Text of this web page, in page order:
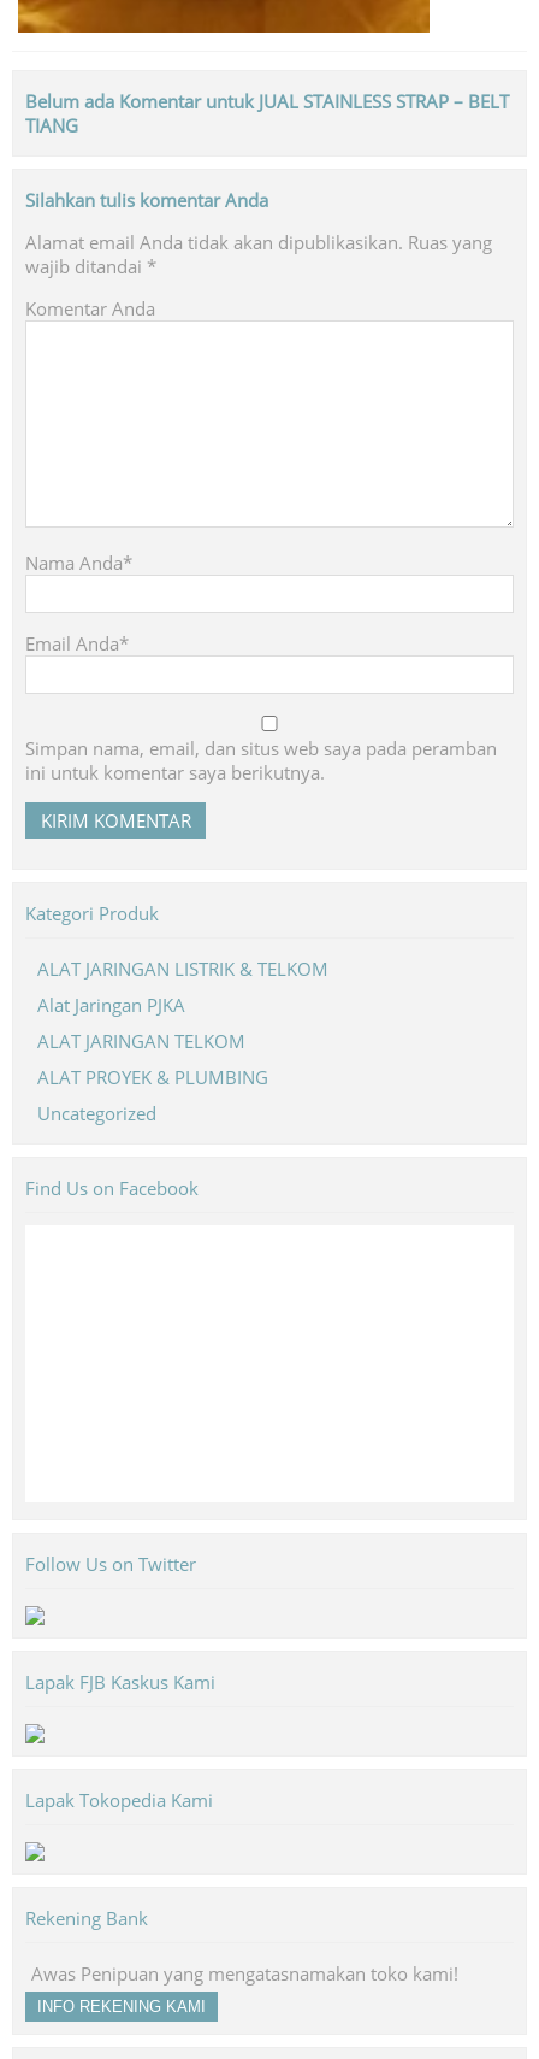
Belum ada Komentar untuk JUAL STAINLESS STRAP – BELT
TIANG
Silahkan tulis komentar Anda
Alamat email Anda tidak akan dipublikasikan. Ruas yang
wajib ditandai *
Komentar Anda
Nama Anda*
Email Anda*
Simpan nama, email, dan situs web saya pada peramban
ini untuk komentar saya berikutnya.
Kategori Produk
ALAT JARINGAN LISTRIK & TELKOM
Alat Jaringan PJKA
ALAT JARINGAN TELKOM
ALAT PROYEK & PLUMBING
Uncategorized
Find Us on Facebook
Follow Us on Twitter
Lapak FJB Kaskus Kami
Lapak Tokopedia Kami
Rekening Bank
Awas Penipuan yang mengatasnamakan toko kami!
INFO REKENING KAMI